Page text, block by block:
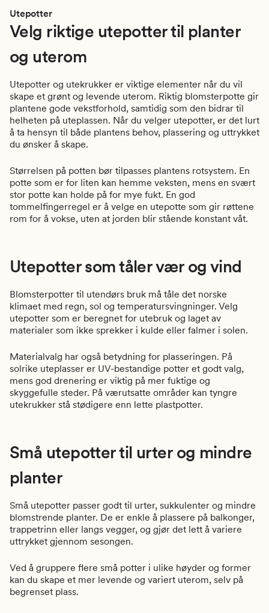
Utepotter
Velg riktige utepotter til planter
og uterom
Utepotter og utekrukker er viktige elementer når du vil
skape et grønt og levende uterom. Riktig blomsterpotte gir
plantene gode vekstforhold, samtidig som den bidrar til
helheten på uteplassen. Når du velger utepotter, er det lurt
å ta hensyn til både plantens behov, plassering og uttrykket
du ønsker å skape.
Størrelsen på potten bør tilpasses plantens rotsystem. En
potte som er for liten kan hemme veksten, mens en svært
stor potte kan holde på for mye fukt. En god
tommelfingerregel er å velge en utepotte som gir røttene
rom for å vokse, uten at jorden blir stående konstant våt.
Utepotter som tåler vær og vind
Blomsterpotter til utendørs bruk må tåle det norske
klimaet med regn, sol og temperatursvingninger. Velg
utepotter som er beregnet for utebruk og laget av
materialer som ikke sprekker i kulde eller falmer i solen.
Materialvalg har også betydning for plasseringen. På
solrike uteplasser er UV-bestandige potter et godt valg,
mens god drenering er viktig på mer fuktige og
skyggefulle steder. På værutsatte områder kan tyngre
utekrukker stå stødigere enn lette plastpotter.
Små utepotter til urter og mindre
planter
Små utepotter passer godt til urter, sukkulenter og mindre
blomstrende planter. De er enkle å plassere på balkonger,
trappetrinn eller langs vegger, og gjør det lett å variere
uttrykket gjennom sesongen.
Ved å gruppere flere små potter i ulike høyder og former
kan du skape et mer levende og variert uterom, selv på
begrenset plass.